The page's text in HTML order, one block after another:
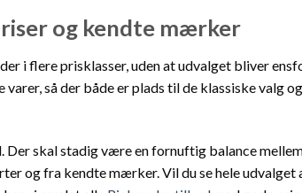
og kendte mærker
i flere prisklasser, uden at udvalget bliver
så der både er plads til de klassiske valg
Der skal stadig være en fornuftig balance
og fra kendte mærker. Vil du se hele udvalget